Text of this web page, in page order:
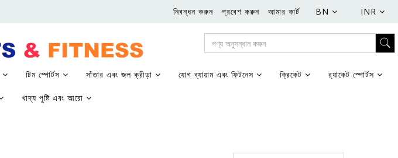
নিবন্ধন করুন প্রবেশ করুন আমার কার্ট BN INR
টিম স্পোর্টস সাঁতার এবং জল ক্রীড়া যোগ ব্যায়াম এবং ফিটনেস ক্রিকেট র‌্যাকেট স্পোর্টস
খাদ্য পুষ্টি এবং আরো